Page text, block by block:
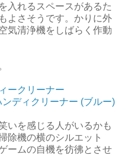
入れるスペースがあるた
よさそうです。かりに外
気清浄機をしばらく作動
ークリーナー
ディクリーナー (ブルー)
いを感じる人がいるかも
除機の横のシルエット
ームの自機を彷彿とさせ